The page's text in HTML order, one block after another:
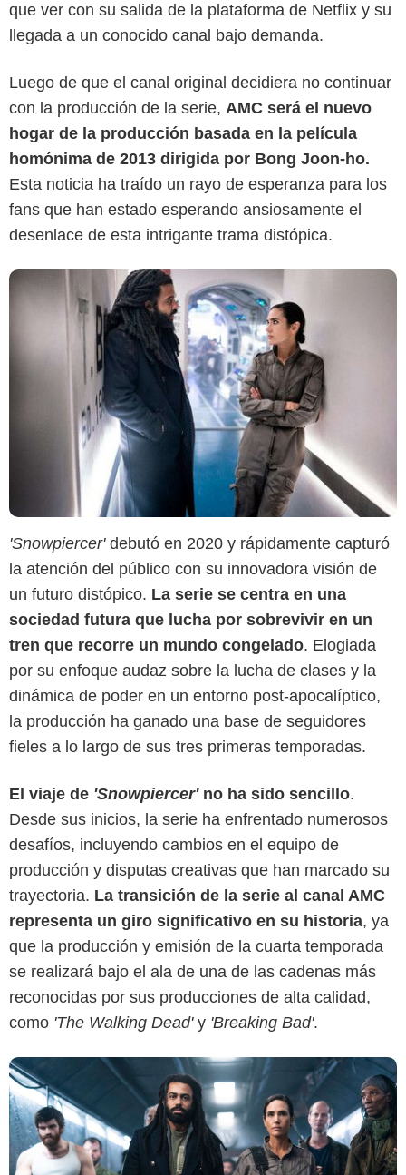
que ver con su salida de la plataforma de Netflix y su
llegada a un conocido canal bajo demanda.
Luego de que el canal original decidiera no continuar
con la producción de la serie, AMC será el nuevo
hogar de la producción basada en la película
homónima de 2013 dirigida por Bong Joon-ho.
Esta noticia ha traído un rayo de esperanza para los
fans que han estado esperando ansiosamente el
desenlace de esta intrigante trama distópica.
Netflix
'Snowpiercer'debutó en 2020 y rápidamente capturó
la atención del público con su innovadora visión de
un futuro distópico. La serie se centra en una
sociedad futura que lucha por sobrevivir en un
tren que recorre un mundo congelado. Elogiada
por su enfoque audaz sobre la lucha de clases y la
dinámica de poder en un entorno post-apocalíptico,
la producción ha ganado una base de seguidores
fieles a lo largo de sus tres primeras temporadas.
El viaje de 'Snowpiercer'no ha sido sencillo.
Desde sus inicios, la serie ha enfrentado numerosos
desafíos, incluyendo cambios en el equipo de
producción y disputas creativas que han marcado su
trayectoria. La transición de la serie al canal AMC
representa un giro significativo en su historia, ya
que la producción y emisión de la cuarta temporada
se realizará bajo el ala de una de las cadenas más
reconocidas por sus producciones de alta calidad,
como 'The Walking Dead'y 'Breaking Bad'.
Netflix